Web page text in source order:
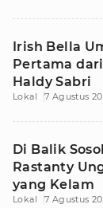
Irish Bella
Pertama
Haldy Sabri
Lokal 7 Agustus
Di Balik
Rastanty
yang Kelam
Lokal 7 Agustus